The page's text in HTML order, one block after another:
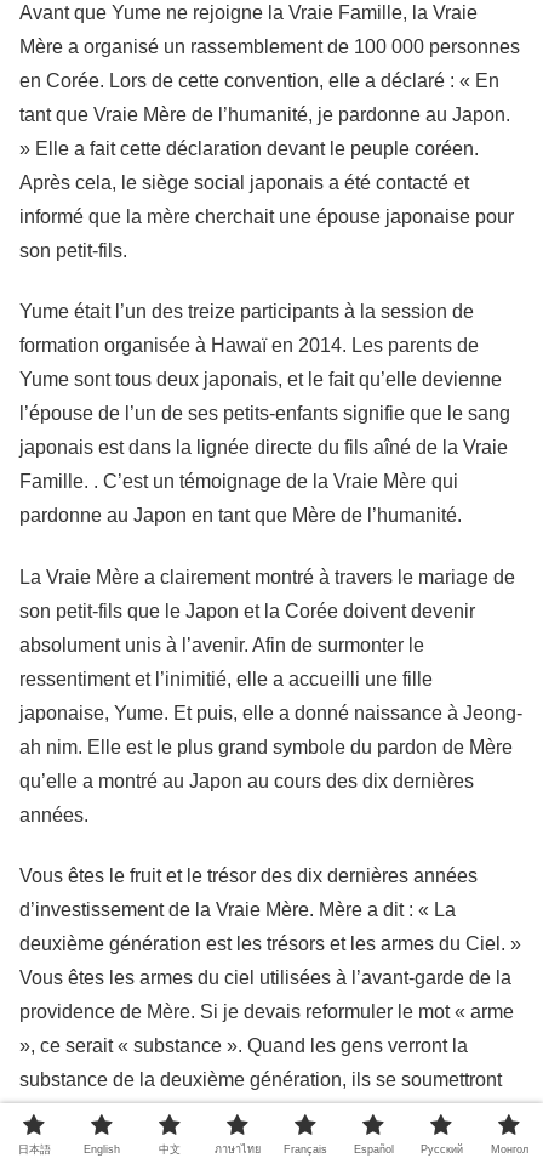
Avant que Yume ne rejoigne la Vraie Famille, la Vraie
Mère a organisé un rassemblement de 100 000 personnes
en Corée. Lors de cette convention, elle a déclaré : « En
tant que Vraie Mère de l’humanité, je pardonne au Japon.
» Elle a fait cette déclaration devant le peuple coréen.
Après cela, le siège social japonais a été contacté et
informé que la mère cherchait une épouse japonaise pour
son petit-fils.
Yume était l’un des treize participants à la session de
formation organisée à Hawaï en 2014. Les parents de
Yume sont tous deux japonais, et le fait qu’elle devienne
l’épouse de l’un de ses petits-enfants signifie que le sang
japonais est dans la lignée directe du fils aîné de la Vraie
Famille. . C’est un témoignage de la Vraie Mère qui
pardonne au Japon en tant que Mère de l’humanité.
La Vraie Mère a clairement montré à travers le mariage de
son petit-fils que le Japon et la Corée doivent devenir
absolument unis à l’avenir. Afin de surmonter le
ressentiment et l’inimitié, elle a accueilli une fille
japonaise, Yume. Et puis, elle a donné naissance à Jeong-
ah nim. Elle est le plus grand symbole du pardon de Mère
qu’elle a montré au Japon au cours des dix dernières
années.
Vous êtes le fruit et le trésor des dix dernières années
d’investissement de la Vraie Mère. Mère a dit : « La
deuxième génération est les trésors et les armes du Ciel. »
Vous êtes les armes du ciel utilisées à l’avant-garde de la
providence de Mère. Si je devais reformuler le mot « arme
», ce serait « substance ». Quand les gens verront la
substance de la deuxième génération, ils se soumettront
sûrement. Cela doit être la fierté de maman. Elle a la ferme
conviction que le monde changera sûrement grâce à la
日本語 English 中文 ภาษาไทย Français Español Pусский Монгол